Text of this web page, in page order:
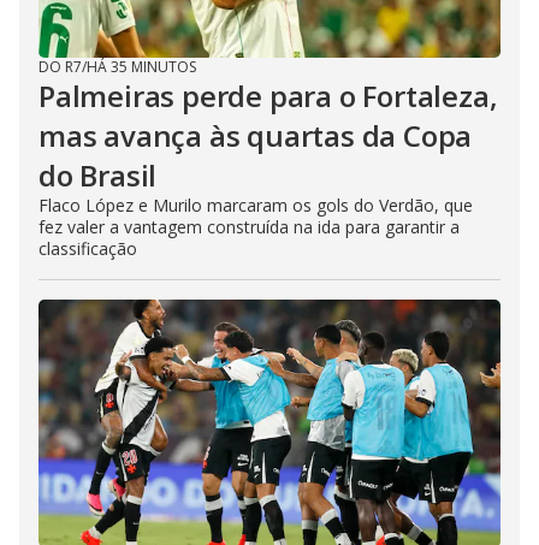
DO R7/HÁ 35 MINUTOS
Palmeiras perde para o Fortaleza,
mas avança às quartas da Copa
do Brasil
Flaco López e Murilo marcaram os gols do Verdão, que
fez valer a vantagem construída na ida para garantir a
classificação